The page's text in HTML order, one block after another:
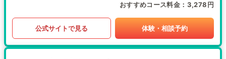
おすすめコース料金 3,278円
公式サイトで見る 体験・相談予約